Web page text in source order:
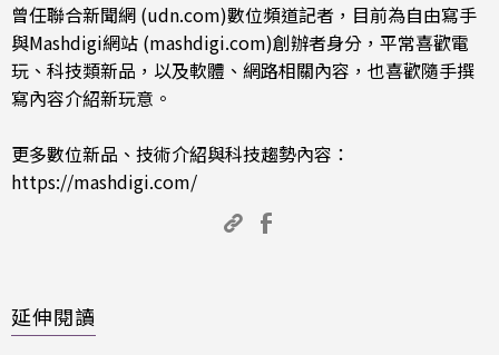
曾任聯合新聞網 (udn.com)數位頻道記者，目前為自由寫手
與Mashdigi網站 (mashdigi.com)創辦者身分，平常喜歡電
玩、科技類新品，以及軟體、網路相關內容，也喜歡隨手撰
寫內容介紹新玩意。
更多數位新品、技術介紹與科技趨勢內容：
https://mashdigi.com/
延伸閱讀